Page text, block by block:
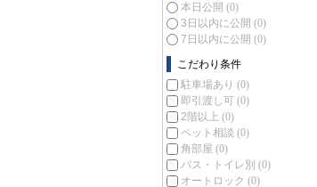
本日公開 (0)
3日以内に公開 (0)
7日以内に公開 (0)
こだわり条件
駐車場あり (0)
即引渡し可 (0)
2階以上 (0)
ペット相談 (0)
角部屋 (0)
バス・トイレ別 (0)
オートロック (0)